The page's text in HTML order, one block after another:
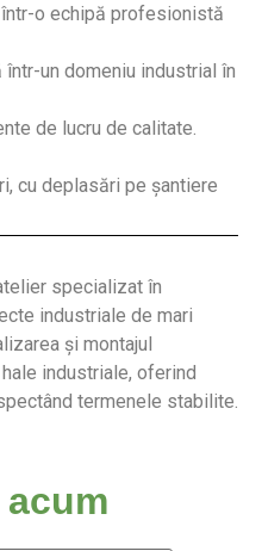
o echipă profesionistă
un domeniu industrial în
de lucru de calitate.
cu deplasări pe șantiere
specializat în
industriale de mari
și montajul
industriale, oferind
termenele stabilite.